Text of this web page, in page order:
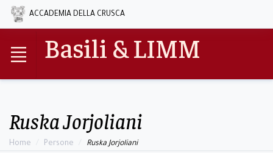
ACCADEMIA DELLA CRUSCA
Basili & LIMM
Ruska Jorjoliani
Home Persone Ruska Jorjoliani